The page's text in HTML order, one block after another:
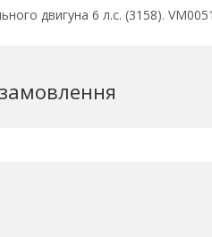
двигуна 6 л.с. (3158).